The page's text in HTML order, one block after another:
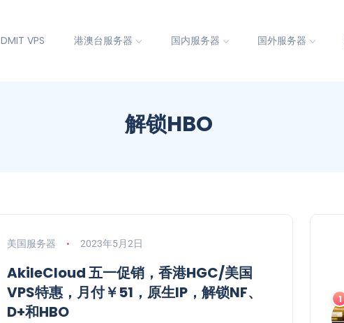
DMIT VPS 港澳台服务器 国内服务器 国外服务器
解锁HBO
美国服务器 2023年5月2日
AkileCloud 五一促销，香港HGC/美国
VPS特惠，月付￥51，原生IP，解锁NF、
D+和HBO